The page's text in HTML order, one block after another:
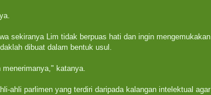
sekiranya Lim tidak berpuas hati dan ingin mengemukakan
dibuat dalam bentuk usul.
katanya.
ahli parlimen yang terdiri daripada kalangan intelektual agar